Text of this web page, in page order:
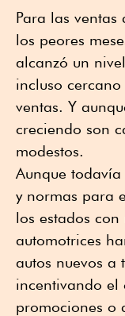
Para las ventas
los peores
alcanzó un
incluso
ventas. Y
creciendo son
modestos.
Aunque todavía
y normas para
los estados
automotrices
autos nuevos a
incentivando el
promociones o